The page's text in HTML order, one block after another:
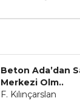
Beton Ada’dan
Merkezi Olm..
F. Kılınçarslan